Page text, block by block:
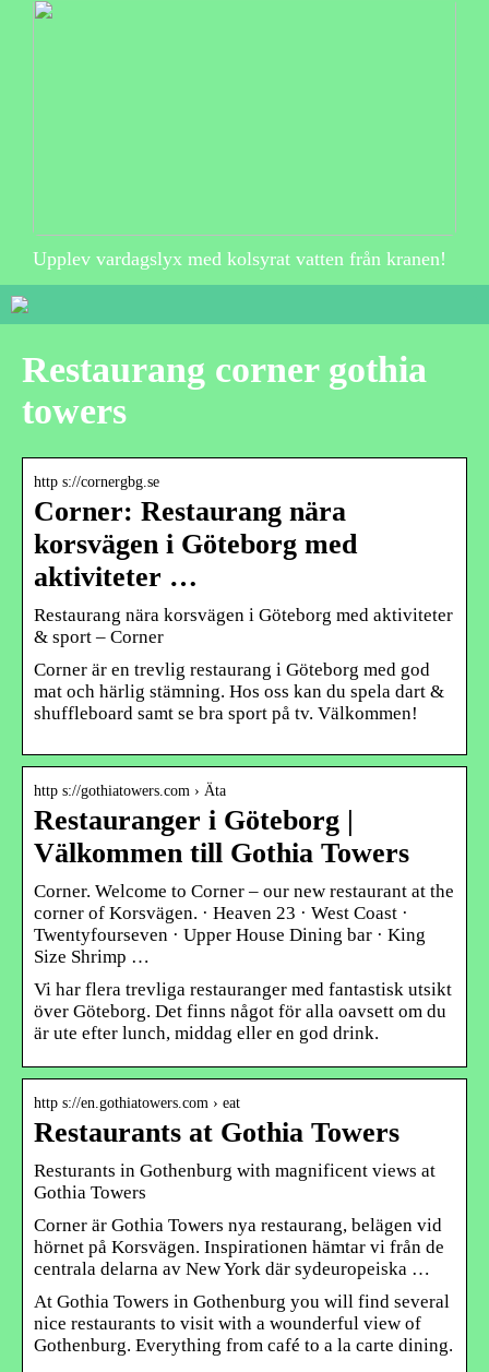
Upplev vardagslyx med kolsyrat vatten från kranen!
Restaurang corner gothia
towers
http s://cornergbg.se
Corner: Restaurang nära
korsvägen i Göteborg med
aktiviteter …
Restaurang nära korsvägen i Göteborg med aktiviteter
& sport – Corner
Corner är en trevlig restaurang i Göteborg med god
mat och härlig stämning. Hos oss kan du spela dart &
shuffleboard samt se bra sport på tv. Välkommen!
http s://gothiatowers.com › Äta
Restauranger i Göteborg |
Välkommen till Gothia Towers
Corner. Welcome to Corner – our new restaurant at the
corner of Korsvägen. · Heaven 23 · West Coast ·
Twentyfourseven · Upper House Dining bar · King
Size Shrimp …
Vi har flera trevliga restauranger med fantastisk utsikt
över Göteborg. Det finns något för alla oavsett om du
är ute efter lunch, middag eller en god drink.
http s://en.gothiatowers.com › eat
Restaurants at Gothia Towers
Resturants in Gothenburg with magnificent views at
Gothia Towers
Corner är Gothia Towers nya restaurang, belägen vid
hörnet på Korsvägen. Inspirationen hämtar vi från de
centrala delarna av New York där sydeuropeiska …
At Gothia Towers in Gothenburg you will find several
nice restaurants to visit with a wounderful view of
Gothenburg. Everything from café to a la carte dining.